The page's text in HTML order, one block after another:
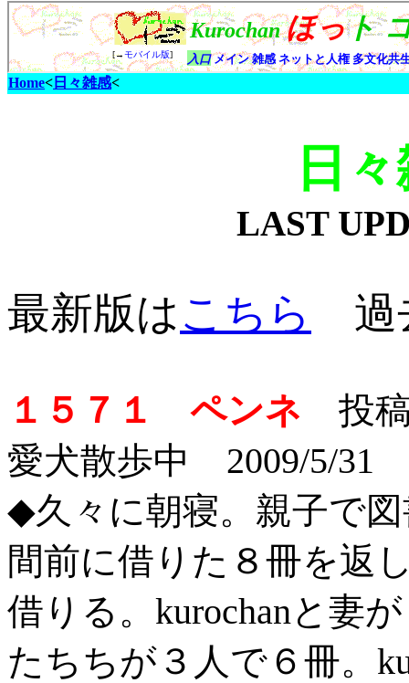
Home< 日々雑感<
日
LAST
最新版はこちら 過
１５７１ ペンネ 投稿
愛犬散歩中 2009/5/
◆久々に朝寝。親子で
間前に借りた８冊を返
借りる。kurochanと妻
たちちが３人で６冊。